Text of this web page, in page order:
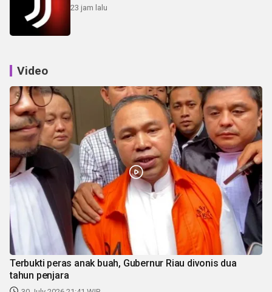
23 jam lalu
Video
Terbukti peras anak buah, Gubernur Riau divonis dua
tahun penjara